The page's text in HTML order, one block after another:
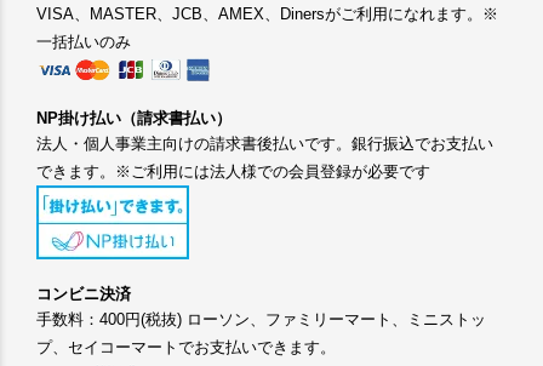
VISA、MASTER、JCB、AMEX、Dinersがご利用になれます。※
一括払いのみ
NP掛け払い（請求書払い）
法人・個人事業主向けの請求書後払いです。銀行振込でお支払い
できます。※ご利用には法人様での会員登録が必要です
コンビニ決済
手数料：400円(税抜) ローソン、ファミリーマート、ミニストッ
プ、セイコーマートでお支払いできます。